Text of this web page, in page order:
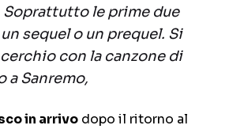
Soprattutto le prime due
sequel o un prequel. Si
con la canzone di
a Sanremo,
in arrivo dopo il ritorno al